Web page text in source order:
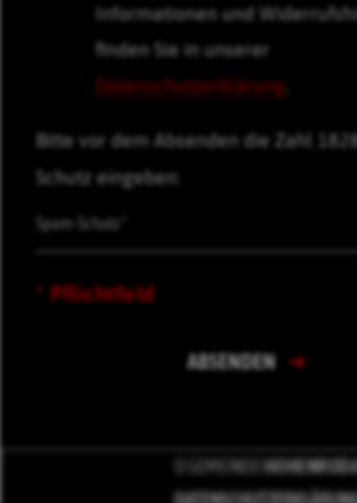
Informationen und
finden Sie in unserer
Datenschutzerklärung
Bitte vor dem Absenden die Zahl
Schutz eingeben:
* Pflichtfeld
ABSENDEN
© GEMEINDE